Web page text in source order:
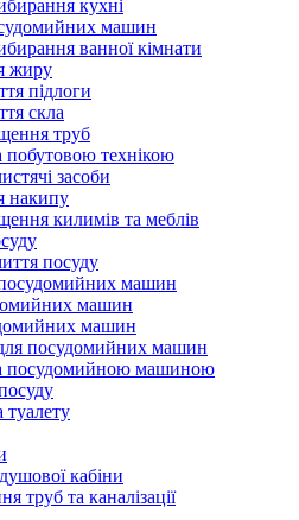
кухні
машин
ванної кімнати
жиру
підлоги
скла
труб
побутовою технікою
засоби
накипу
килимів та меблів
посуду
машин
машин
машин
посудомийних машин
посудомийною машиною
туалету
кабіни
труб та каналізації